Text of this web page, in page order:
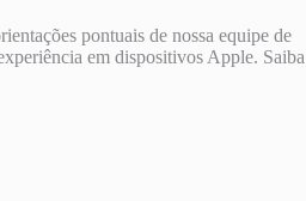
pontuais de nossa equipe de
em dispositivos Apple. Saiba